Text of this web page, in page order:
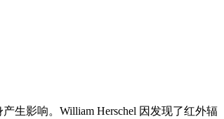
生影响。William Herschel 因发现了红外辐